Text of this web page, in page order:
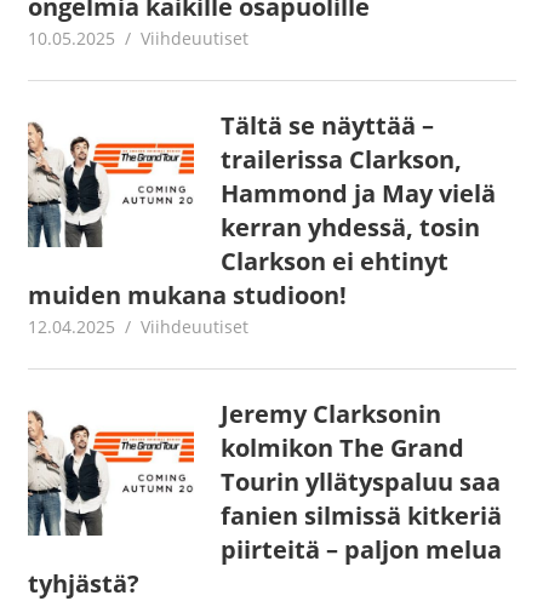
10.05.2025 Juha Kaunisto
Viihdeuutiset
Tältä se näyttää –
trailerissa Clarkson,
Hammond ja May vielä
kerran yhdessä, tosin
Clarkson ei ehtinyt
muiden mukana studioon!
12.04.2025 Juha Kaunisto
Viihdeuutiset
Jeremy Clarksonin
kolmikon The Grand
Tourin yllätyspaluu saa
fanien silmissä kitkeriä
piirteitä – paljon melua
tyhjästä?